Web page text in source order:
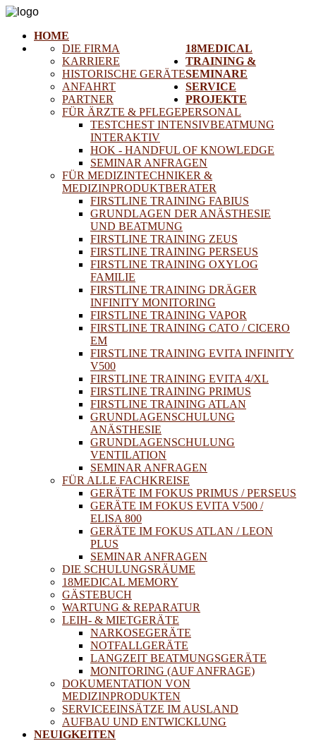
HOME
18MEDICAL
DIE FIRMA
KARRIERE
HISTORISCHE GERÄTE
ANFAHRT
PARTNER
TRAINING &
SEMINARE
FÜR ÄRZTE & PFLEGEPERSONAL
TESTCHEST INTENSIVBEATMUNG
INTERAKTIV
HOK - HANDFUL OF KNOWLEDGE
SEMINAR ANFRAGEN
FÜR MEDIZINTECHNIKER &
MEDIZINPRODUKTBERATER
FIRSTLINE TRAINING FABIUS
GRUNDLAGEN DER ANÄSTHESIE
UND BEATMUNG
FIRSTLINE TRAINING ZEUS
FIRSTLINE TRAINING PERSEUS
FIRSTLINE TRAINING OXYLOG
FAMILIE
FIRSTLINE TRAINING DRÄGER
INFINITY MONITORING
FIRSTLINE TRAINING VAPOR
FIRSTLINE TRAINING CATO / CICERO
EM
FIRSTLINE TRAINING EVITA INFINITY
V500
FIRSTLINE TRAINING EVITA 4/XL
FIRSTLINE TRAINING PRIMUS
FIRSTLINE TRAINING ATLAN
GRUNDLAGENSCHULUNG
ANÄSTHESIE
GRUNDLAGENSCHULUNG
VENTILATION
SEMINAR ANFRAGEN
FÜR ALLE FACHKREISE
GERÄTE IM FOKUS PRIMUS / PERSEUS
GERÄTE IM FOKUS EVITA V500 /
ELISA 800
GERÄTE IM FOKUS ATLAN / LEON
PLUS
SEMINAR ANFRAGEN
DIE SCHULUNGSRÄUME
18MEDICAL MEMORY
GÄSTEBUCH
SERVICE
WARTUNG & REPARATUR
LEIH- & MIETGERÄTE
NARKOSEGERÄTE
NOTFALLGERÄTE
LANGZEIT BEATMUNGSGERÄTE
MONITORING (AUF ANFRAGE)
DOKUMENTATION VON
MEDIZINPRODUKTEN
PROJEKTE
SERVICEEINSÄTZE IM AUSLAND
AUFBAU UND ENTWICKLUNG
NEUIGKEITEN